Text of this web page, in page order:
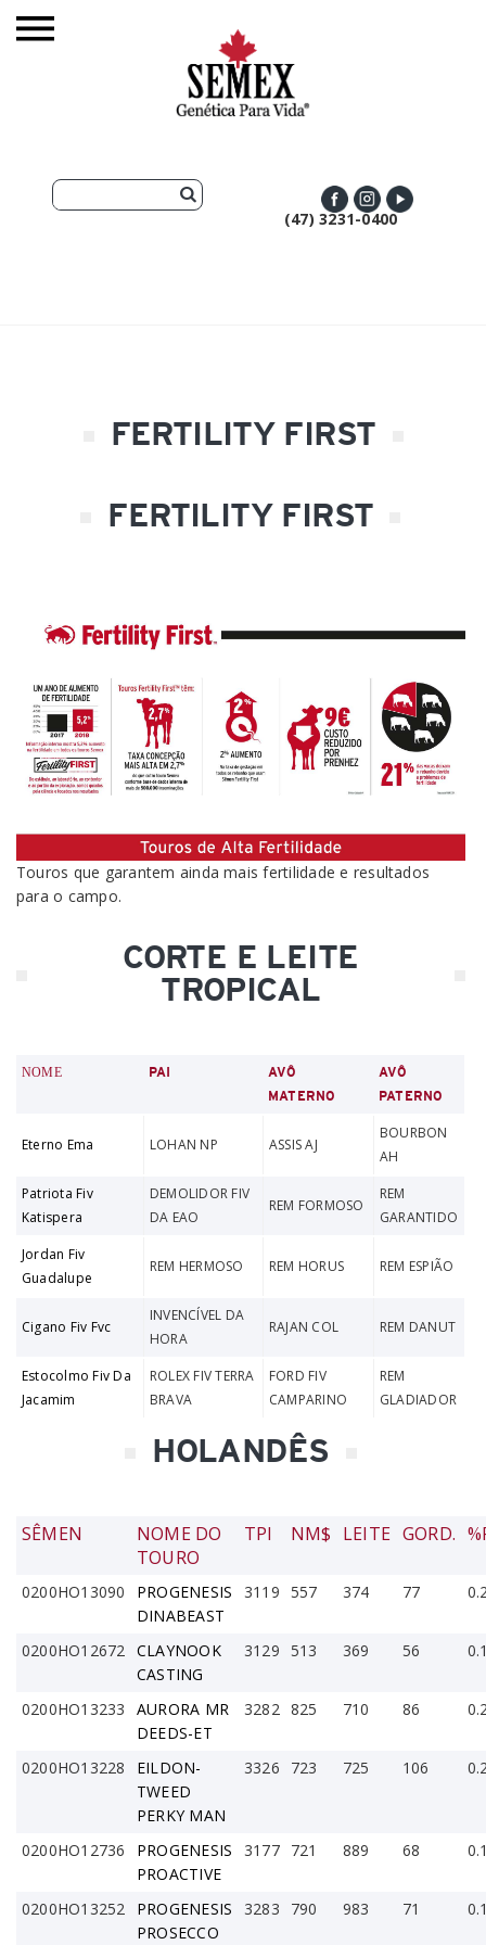
(47) 3231-0400
FERTILITY FIRST
FERTILITY FIRST
Touros que garantem ainda mais fertilidade e resultados
para o campo.
CORTE E LEITE
TROPICAL
NOME PAI
AVÔ
MATERNO
AVÔ
PATERNO
Eterno Ema LOHAN NP ASSIS AJ
BOURBON
AH
Patriota Fiv
Katispera
DEMOLIDOR FIV
DA EAO
REM FORMOSO
REM
GARANTIDO
Jordan Fiv
Guadalupe
REM HERMOSO REM HORUS REM ESPIÃO
Cigano Fiv Fvc
INVENCÍVEL DA
HORA
RAJAN COL REM DANUT
Estocolmo Fiv Da
Jacamim
ROLEX FIV TERRA
BRAVA
FORD FIV
CAMPARINO
REM
GLADIADOR
HOLANDÊS
SÊMEN
NOME DO
TOURO
TPI NM$ LEITE GORD.
0200HO13090
PROGENESIS
DINABEAST
3119 557 374 77
0200HO12672 CLAYNOOK
CASTING
3129 513 369 56
0200HO13233
AURORA MR
DEEDS-ET
3282 825 710 86
0200HO13228
EILDON-
TWEED
PERKY MAN
3326 723 725 106
0200HO12736
PROGENESIS
PROACTIVE
3177 721 889 68
0200HO13252
PROGENESIS
PROSECCO
3283 790 983 71